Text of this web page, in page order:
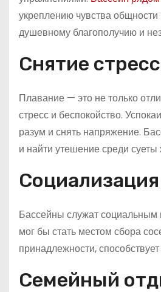
укреплению чувства
душевному благополучию и
Снятие
Плавание — это не только
стресс и беспокойство.
разум и снять напряжение.
и найти утешение среди суеты
Бассейны служат
мог бы стать местом сбора
принадлежности,
Семейный